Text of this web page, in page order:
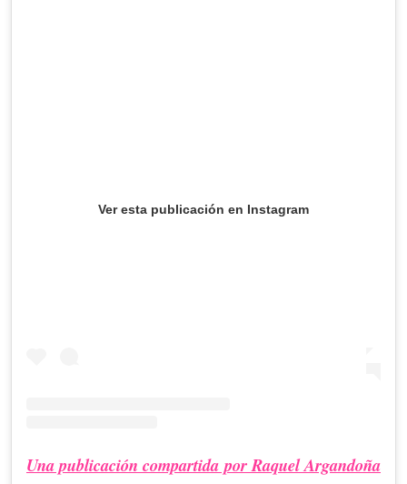
Ver esta publicación en Instagram
Una publicación compartida por Raquel Argandoña